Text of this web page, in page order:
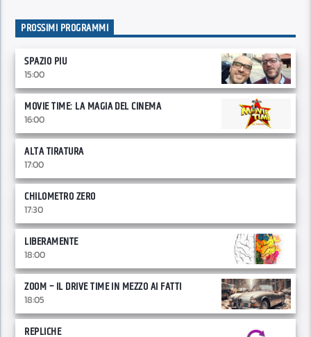
PROSSIMI PROGRAMMI
SPAZIO PIU
15:00
MOVIE TIME: LA MAGIA DEL CINEMA
16:00
ALTA TIRATURA
17:00
CHILOMETRO ZERO
17:30
LIBERAMENTE
18:00
ZOOM – IL DRIVE TIME IN MEZZO AI FATTI
18:05
REPLICHE